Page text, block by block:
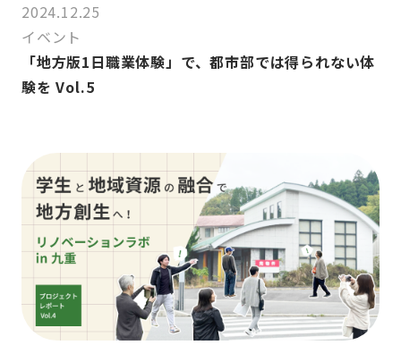
2024.12.25
イベント
「地方版1日職業体験」で、都市部では得られない体
験を Vol.5